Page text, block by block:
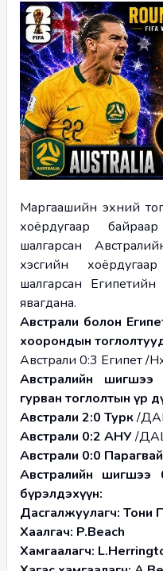
Маргаашийн эхний
хоёрдугаар
шалгарсан
хэсгийн
шалгарсан
явагдана.
Австрали болон
хоорондын
Австрали 0:3 Египет /
Австралийн
гурван тоглолтын үр
Австрали 2:0 Турк /
Австрали 0:2 АНУ /
Австрали 0:0
Австралийн шигшээ
бүрэлдэхүүн:
Дасгалжуулагч: Тони
Хаалгач: P.Beach
Хамгаалагч: